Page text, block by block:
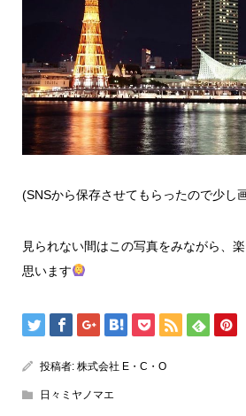
(SNSから保存させてもらったので少し
見られない間はこの写真をみながら、
思います
投稿者: 株式会社 E・C・O
日々ミヤノマエ